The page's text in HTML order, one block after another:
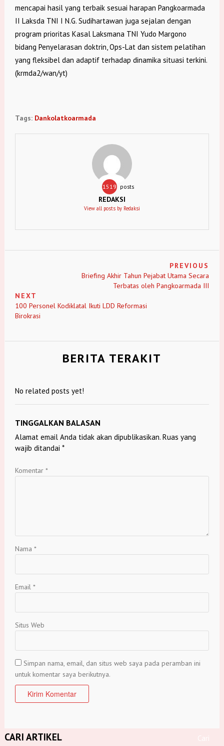
mencapai hasil yang terbaik sesuai harapan Pangkoarmada
II Laksda TNI I N.G. Sudihartawan juga sejalan dengan
program prioritas Kasal Laksmana TNI Yudo Margono
bidang Penyelarasan doktrin, Ops-Lat dan sistem pelatihan
yang fleksibel dan adaptif terhadap dinamika situasi terkini.
(krmda2/wan/yt)
Tags: Dankolatkoarmada
1519 posts
REDAKSI
View all posts by Redaksi
PREVIOUS
Briefing Akhir Tahun Pejabat Utama Secara
Terbatas oleh Pangkoarmada III
NEXT
100 Personel Kodiklatal Ikuti LDD Reformasi
Birokrasi
BERITA TERAKIT
No related posts yet!
TINGGALKAN BALASAN
Alamat email Anda tidak akan dipublikasikan. Ruas yang
wajib ditandai *
Komentar *
Nama *
Email *
Situs Web
Simpan nama, email, dan situs web saya pada peramban ini
untuk komentar saya berikutnya.
CARI ARTIKEL